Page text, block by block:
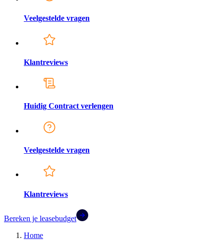
Veelgestelde vragen
Klantreviews
Huidig Contract verlengen
Veelgestelde vragen
Klantreviews
Bereken je leasebudget
Home